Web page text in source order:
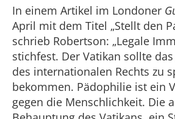
In einem Artikel im Londoner
April mit dem Titel „Stellt den
schrieb Robertson: „Legale
stichfest. Der Vatikan sollte
des internationalen Rechts zu
bekommen. Pädophilie ist ein
gegen die Menschlichkeit. Die